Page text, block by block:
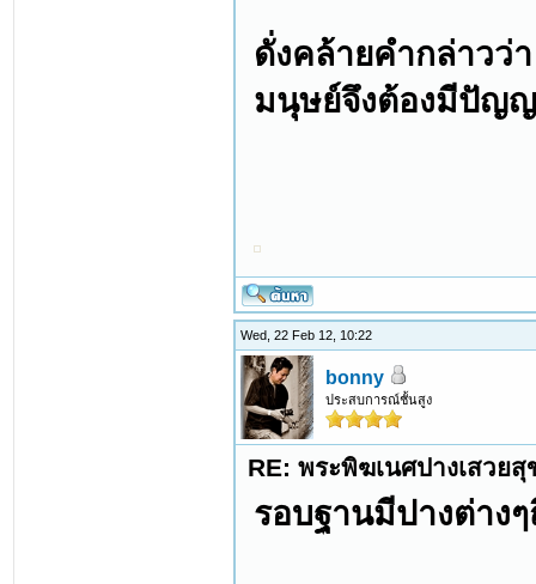
ดั่งคล้ายคำกล่าวว่า
มนุษย์จึงต้องมีปัญญ
Wed, 22 Feb 12, 10:22
bonny
ประสบการณ์ชั้นสูง
RE: พระพิฆเนศปางเสวย
รอบฐานมีปางต่าง